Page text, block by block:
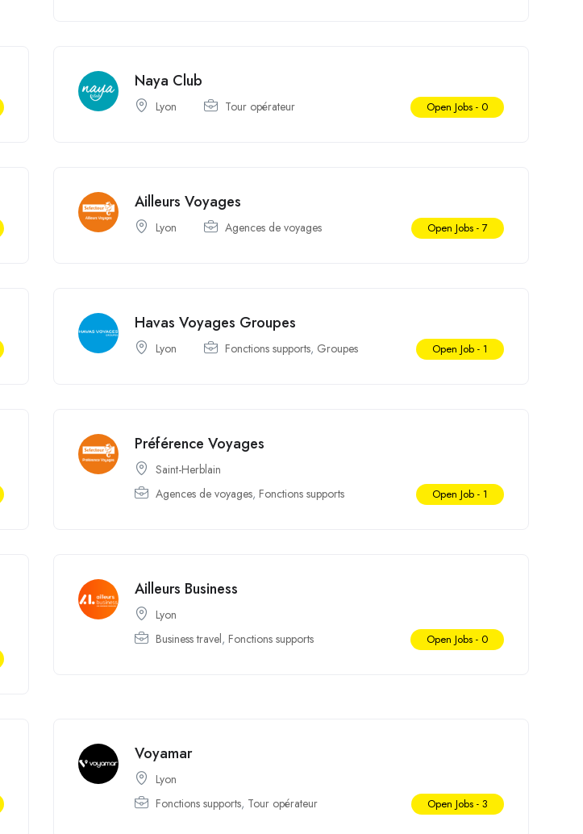
Naya Club
Lyon Tour opérateur Open Jobs - 0
Ailleurs Voyages
Lyon Agences de voyages Open Jobs - 7
Havas Voyages Groupes
Lyon Fonctions supports, Groupes Open Job - 1
Préférence Voyages
Saint-Herblain
Agences de voyages, Fonctions supports Open Job - 1
Ailleurs Business
Lyon
Business travel, Fonctions supports Open Jobs - 0
Voyamar
Lyon
Fonctions supports, Tour opérateur Open Jobs - 3